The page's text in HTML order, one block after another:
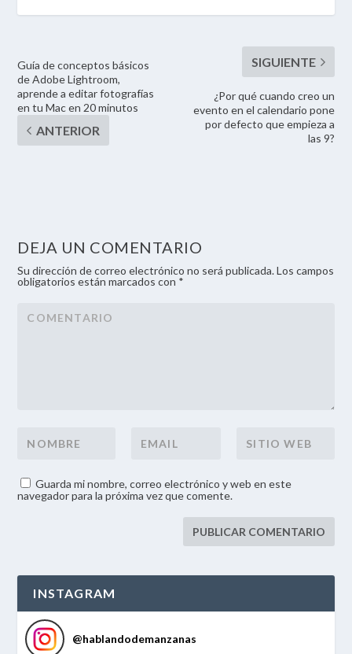
Guía de conceptos básicos
de Adobe Lightroom,
aprende a editar fotografías
en tu Mac en 20 minutos
¿Por qué cuando creo un
evento en el calendario pone
por defecto que empieza a
las 9?
DEJA UN COMENTARIO
Su dirección de correo electrónico no será publicada. Los campos
obligatorios están marcados con *
Guarda mi nombre, correo electrónico y web en este
navegador para la próxima vez que comente.
INSTAGRAM
@hablandodemanzanas